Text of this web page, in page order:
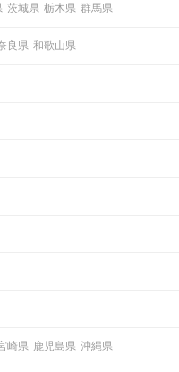
茨城県 栃木県 群馬県
良県 和歌山県
崎県 鹿児島県 沖縄県